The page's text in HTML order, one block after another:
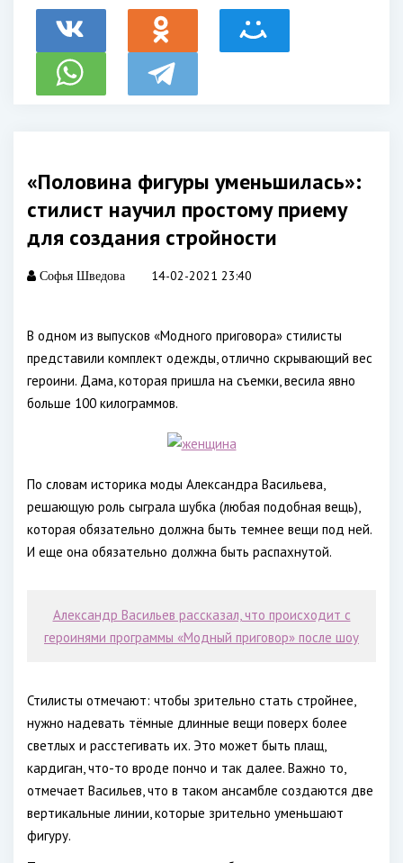
«Половина фигуры уменьшилась»:
стилист научил простому приему
для создания стройности
Софья Шведова 14-02-2021 23:40
В одном из выпусков «Модного приговора» стилисты
представили комплект одежды, отлично скрывающий вес
героини. Дама, которая пришла на съемки, весила явно
больше 100 килограммов.
По словам историка моды Александра Васильева,
решающую роль сыграла шубка (любая подобная вещь),
которая обязательно должна быть темнее вещи под ней.
И еще она обязательно должна быть распахнутой.
Александр Васильев рассказал, что происходит с
героинями программы «Модный приговор» после шоу
Стилисты отмечают: чтобы зрительно стать стройнее,
нужно надевать тёмные длинные вещи поверх более
светлых и расстегивать их. Это может быть плащ,
кардиган, что-то вроде пончо и так далее. Важно то,
отмечает Васильев, что в таком ансамбле создаются две
вертикальные линии, которые зрительно уменьшают
фигуру.